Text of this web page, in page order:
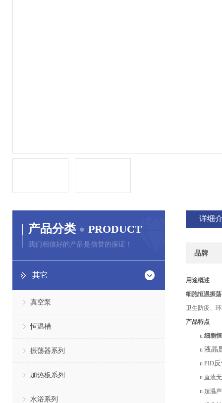
产品分类 PRODUCT
我们相信好的产品是信誉的保证！
其它
真空泵
恒温槽
振荡器系列
加热板系列
水浴系列
详细
品牌
用途概述
细胞恒温振
卫生防疫、
产品特点
u 细胞
u 液晶
u PID
u 直流无
u 超温